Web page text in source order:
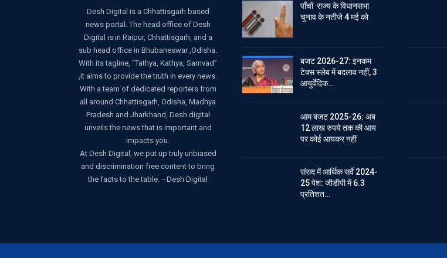
Desh Digital is a Chhattisgarh based
news portal. The head office of Desh
Digital is in Raipur, Chhattisgarh, and a
sub head office in Bhubaneswar ,Odisha.
With its tagline, “Tathya, Kathya, Samvad”
,it aims to provide the truth in every news.
With a team of dedicated reporters from
all around Chhattisgarh, Odisha, Madhya
Pradesh and Jharkhand, Desh digital
unveils the news that is important and
impacts you.
At Desh Digital, we put up truly unbiased
and discrimination free content to bring
the facts to the table. –Desh Digital
पाँचों राज्य के विधानसभा
चुनाव के नतीजे 4 मई को
बजट 2026-27: इनकम
टेक्स स्लेब में बदलाव नहीं, 3
आयुर्वेदिक…
आम बजट 2025-26: अब
12 लाख रुपये तक की आय
पर कोई आयकर नहीं
संसद में आर्थिक सर्वे 2024-
25 पेश: जीडीपी में 6.3
प्रतिशत…